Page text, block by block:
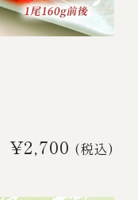
¥2,700 (税込)